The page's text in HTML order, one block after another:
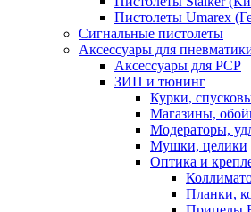
Пистолеты Umarex
Сигнальные пистолеты
Аксессуары для
Аксессуары для PCP
ЗИП и тюнинг
Курки,
Магазины,
Модераторы,
Мушки, целики
Оптика и
Планки,